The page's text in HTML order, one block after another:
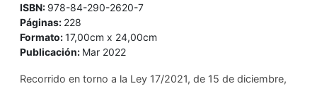
ISBN: 978-84-290-2620-7
Páginas: 228
Formato:17,00cm x 24,00cm
Publicación: Mar 2022
Recorrido en torno a la Ley 17/2021, de 15 de diciembre,